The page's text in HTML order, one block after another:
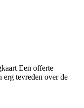
Een offerte
erg tevreden over de